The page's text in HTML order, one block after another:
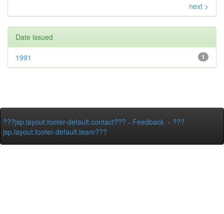
next >
Date issued
1
1991
???jsp.layout.footer-default.contact??? - Feedback - ???
jsp.layout.footer-default.team???